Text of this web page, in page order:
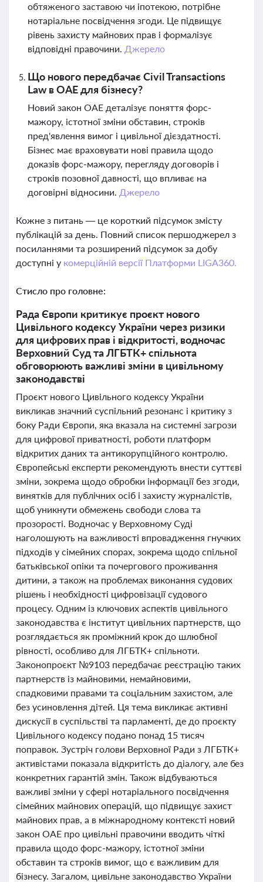
обтяженого заставою чи іпотекою, потрібне
нотаріальне посвідчення згоди. Це підвищує
рівень захисту майнових прав і формалізує
відповідні правочини. Джерело
Що нового передбачає Civil Transactions
Law в ОАЕ для бізнесу?
Новий закон ОАЕ деталізує поняття форс-
мажору, істотної зміни обставин, строків
пред'явлення вимог і цивільної дієздатності.
Бізнес має враховувати нові правила щодо
доказів форс-мажору, перегляду договорів і
строків позовної давності, що впливає на
договірні відносини. Джерело
Кожне з питань — це короткий підсумок змісту
публікацій за день. Повний список першоджерел з
посиланнями та розширений підсумок за добу
доступні у комерційній версії Платформи LIGA360.
Стисло про головне:
Рада Європи критикує проєкт нового
Цивільного кодексу України через ризики
для цифрових прав і відкритості, водночас
Верховний Суд та ЛГБТК+ спільнота
обговорюють важливі зміни в цивільному
законодавстві
Проєкт нового Цивільного кодексу України
викликав значний суспільний резонанс і критику з
боку Ради Європи, яка вказала на системні загрози
для цифрової приватності, роботи платформ
відкритих даних та антикорупційного контролю.
Європейські експерти рекомендують внести суттєві
зміни, зокрема щодо обробки інформації без згоди,
винятків для публічних осіб і захисту журналістів,
щоб уникнути обмежень свободи слова та
прозорості. Водночас у Верховному Суді
наголошують на важливості впровадження гнучких
підходів у сімейних спорах, зокрема щодо спільної
батьківської опіки та почергового проживання
дитини, а також на проблемах виконання судових
рішень і необхідності цифровізації судового
процесу. Одним із ключових аспектів цивільного
законодавства є інститут цивільних партнерств, що
розглядається як проміжний крок до шлюбної
рівності, особливо для ЛГБТК+ спільноти.
Законопроєкт №9103 передбачає реєстрацію таких
партнерств із майновими, немайновими,
спадковими правами та соціальним захистом, але
без усиновлення дітей. Ця тема викликає активні
дискусії в суспільстві та парламенті, де до проєкту
Цивільного кодексу подано понад 15 тисяч
поправок. Зустріч голови Верховної Ради з ЛГБТК+
активістами показала відкритість до діалогу, але без
конкретних гарантій змін. Також відбуваються
важливі зміни у сфері нотаріального посвідчення
сімейних майнових операцій, що підвищує захист
майнових прав, а в міжнародному контексті новий
закон ОАЕ про цивільні правочини вводить чіткі
правила щодо форс-мажору, істотної зміни
обставин та строків вимог, що є важливим для
бізнесу. Загалом, цивільне законодавство України